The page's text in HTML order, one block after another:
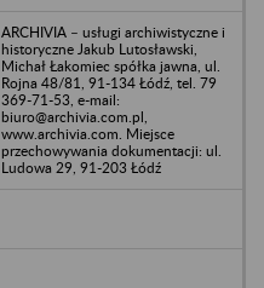
ARCHIVIA – usługi archiwistyczne i
historyczne Jakub Lutosławski,
Michał Łakomiec spółka jawna, ul.
Rojna 48/81, 91-134 Łódź, tel. 79
369-71-53, e-mail:
biuro@archivia.com.pl,
www.archivia.com. Miejsce
przechowywania dokumentacji: ul.
Ludowa 29, 91-203 Łódź